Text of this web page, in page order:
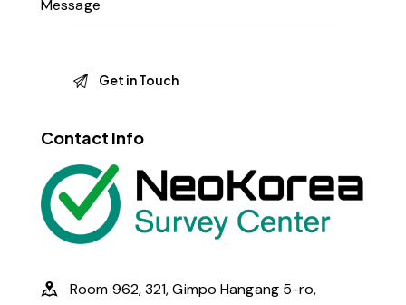
Contact Info
Room 962, 321, Gimpo Hangang 5-ro,